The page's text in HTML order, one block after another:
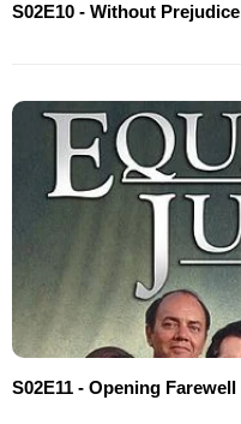
S02E10 - Without Prejudice
S02E11 - Opening Farewell